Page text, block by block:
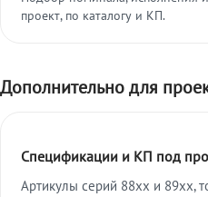
проект, по каталогу и КП.
Дополнительно для
Спецификации и КП под
Артикулы серий 88xx и 89xx,